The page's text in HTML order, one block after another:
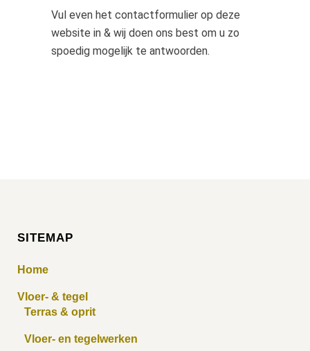
Vul even het contactformulier op deze
website in & wij doen ons best om u zo
spoedig mogelijk te antwoorden.
SITEMAP
Home
Vloer- & tegel
Terras & oprit
Vloer- en tegelwerken